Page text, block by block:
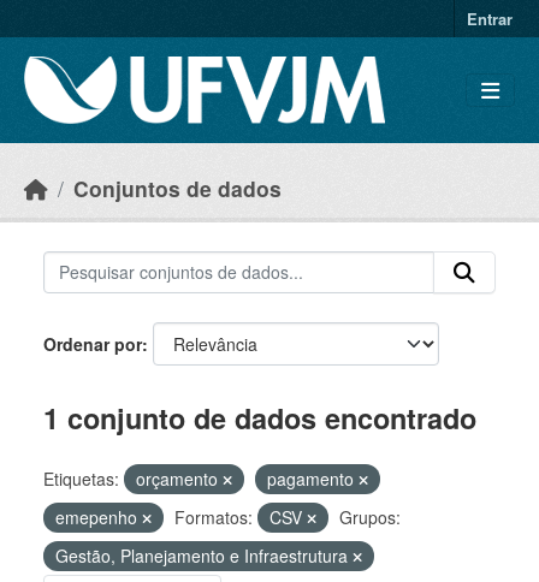
Entrar
Conjuntos de dados
Ordenar por
1 conjunto de dados encontrado
Etiquetas: orçamento
pagamento
emepenho
Formatos: CSV
Grupos:
Gestão, Planejamento e Infraestrutura